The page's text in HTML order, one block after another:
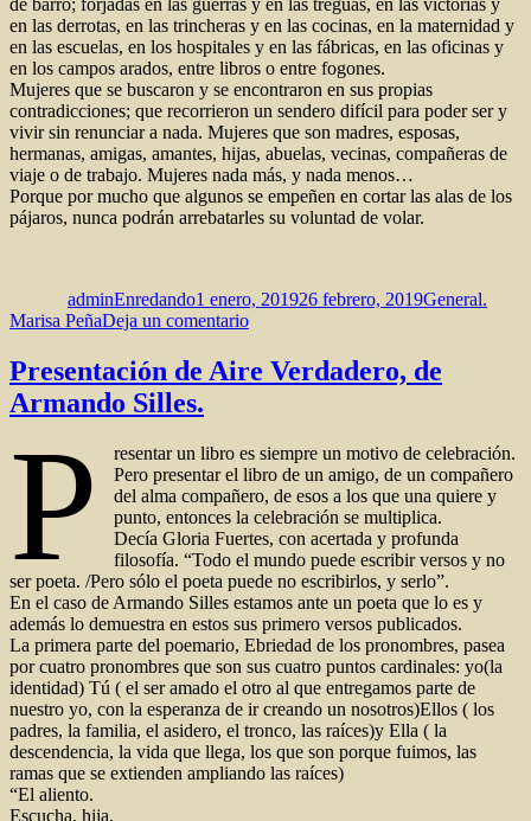
de barro; forjadas en las guerras y en las treguas, en las victorias y
en las derrotas, en las trincheras y en las cocinas, en la maternidad y
en las escuelas, en los hospitales y en las fábricas, en las oficinas y
en los campos arados, entre libros o entre fogones.
Mujeres que se buscaron y se encontraron en sus propias
contradicciones; que recorrieron un sendero difícil para poder ser y
vivir sin renunciar a nada. Mujeres que son madres, esposas,
hermanas, amigas, amantes, hijas, abuelas, vecinas, compañeras de
viaje o de trabajo. Mujeres nada más, y nada menos…
Porque por mucho que algunos se empeñen en cortar las alas de los
pájaros, nunca podrán arrebatarles su voluntad de volar.
adminEnredando1 enero, 201926 febrero, 2019General.
Marisa PeñaDeja un comentarioen
las
Presentación de Aire Verdadero, de
Armando Silles.
P
resentar un libro es siempre un motivo de celebración.
Pero presentar el libro de un amigo, de un compañero
del alma compañero, de esos a los que una quiere y
punto, entonces la celebración se multiplica.
Decía Gloria Fuertes, con acertada y profunda
filosofía. “Todo el mundo puede escribir versos y no
ser poeta. /Pero sólo el poeta puede no escribirlos, y serlo”.
En el caso de Armando Silles estamos ante un poeta que lo es y
además lo demuestra en estos sus primero versos publicados.
La primera parte del poemario, Ebriedad de los pronombres, pasea
por cuatro pronombres que son sus cuatro puntos cardinales: yo(la
identidad) Tú ( el ser amado el otro al que entregamos parte de
nuestro yo, con la esperanza de ir creando un nosotros)Ellos ( los
padres, la familia, el asidero, el tronco, las raíces)y Ella ( la
descendencia, la vida que llega, los que son porque fuimos, las
ramas que se extienden ampliando las raíces)
“El aliento.
Escucha, hija,